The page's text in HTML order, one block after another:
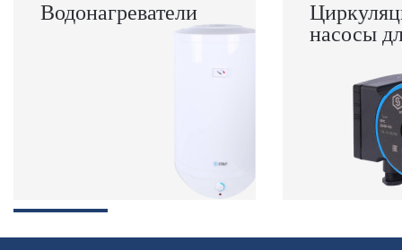
Водонагреватели
насосы